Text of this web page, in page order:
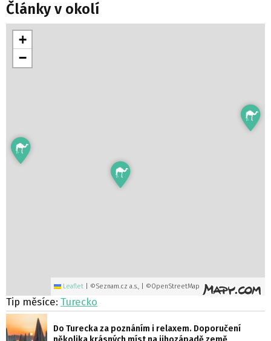
Články v okolí
+
−
Leaflet ©Seznam.cz a.s., | ©OpenStreetMap
Tip měsíce: Turecko
Do Turecka za poznáním i relaxem. Doporučení